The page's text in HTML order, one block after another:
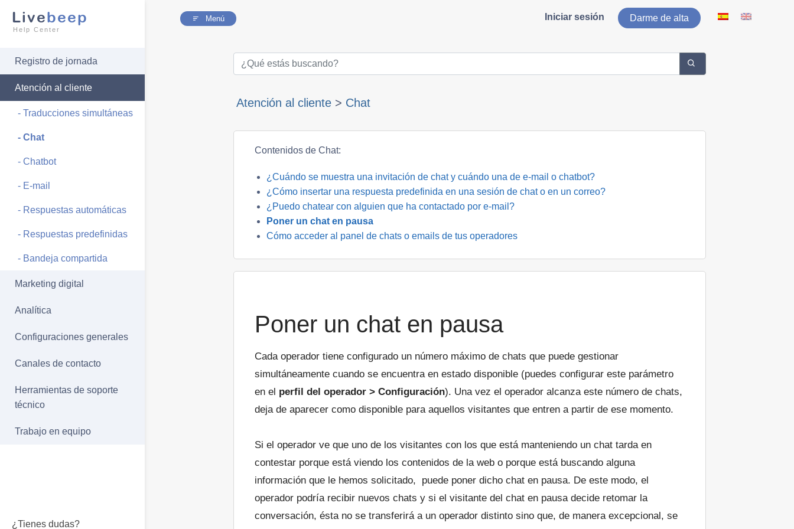
Livebeep
Help Center
Registro de jornada
Atención al cliente
- Traducciones simultáneas
- Chat
- Chatbot
- E-mail
- Respuestas automáticas
- Respuestas predefinidas
- Bandeja compartida
Marketing digital
Analítica
Configuraciones generales
Canales de contacto
Herramientas de soporte
técnico
Trabajo en equipo
¿Tienes dudas?
Menú Iniciar sesión Darme de alta
Atención al cliente> Chat
Contenidos de Chat:
¿Cuándo se muestra una invitación de chat y cuándo una de e-mail o chatbot?
¿Cómo insertar una respuesta predefinida en una sesión de chat o en un correo?
¿Puedo chatear con alguien que ha contactado por e-mail?
Poner un chat en pausa
Cómo acceder al panel de chats o emails de tus operadores
Poner un chat en pausa
Cada operador tiene configurado un número máximo de chats que puede gestionar
simultáneamente cuando se encuentra en estado disponible (puedes configurar este parámetro
en el perfil del operador > Configuración). Una vez el operador alcanza este número de chats,
deja de aparecer como disponible para aquellos visitantes que entren a partir de ese momento.
Si el operador ve que uno de los visitantes con los que está manteniendo un chat tarda en
contestar porque está viendo los contenidos de la web o porque está buscando alguna
información que le hemos solicitado, puede poner dicho chat en pausa. De este modo, el
operador podría recibir nuevos chats y si el visitante del chat en pausa decide retomar la
conversación, ésta no se transferirá a un operador distinto sino que, de manera excepcional, se